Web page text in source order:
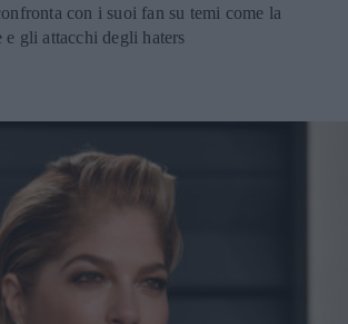
con i suoi fan su temi come la
e gli attacchi degli haters